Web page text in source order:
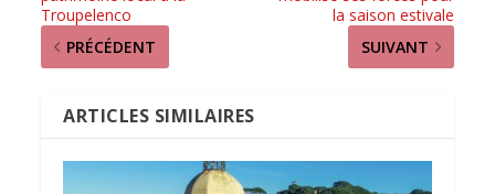
Troupelenco
PRÉCÉDENT
la saison estivale
SUIVANT
ARTICLES SIMILAIRES